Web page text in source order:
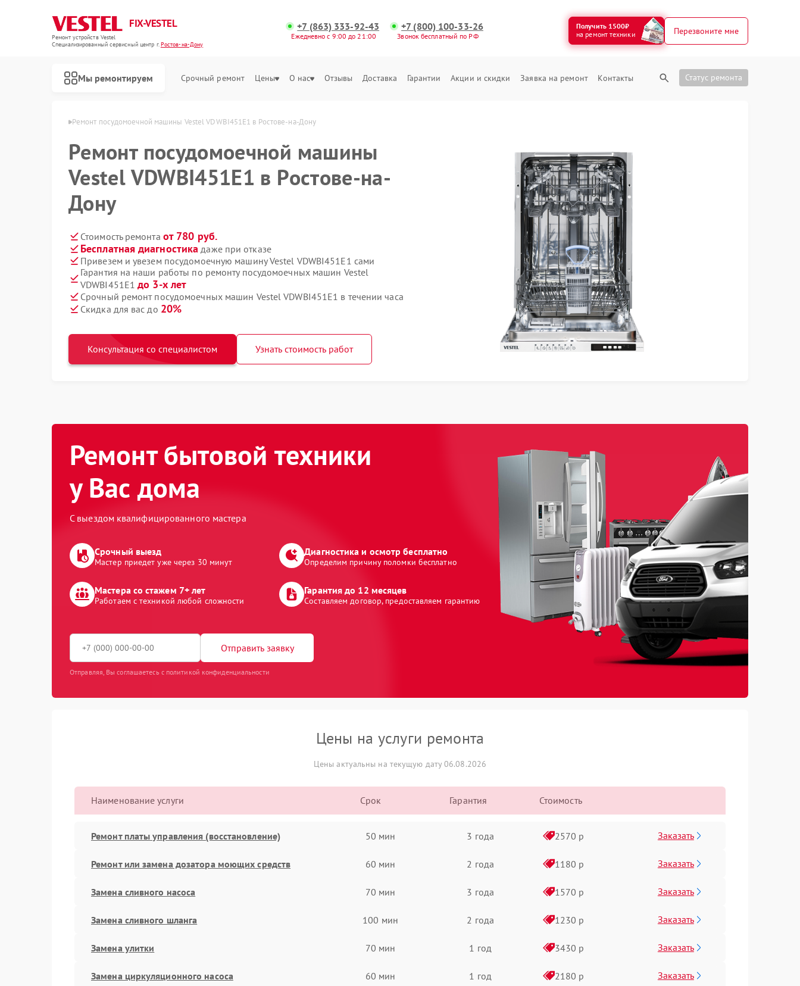
FIX-VESTEL
Ремонт устройств Vestel
Специализированный cервисный центр г.Ростов-на-Дону
+7 (863) 333-92-43
Ежедневно с 9:00 до 21:00
+7 (800) 100-33-26
Звонок бесплатный по РФ
Получить 1500₽
на ремонт техники
Перезвоните мне
Мы ремонтируем Срочный ремонт Цены О нас Отзывы Доставка Гарантии Акции и скидки Заявка на ремонт Контакты Статус ремонта
Ремонт посудомоечной машины Vestel VDWBI451E1 в Ростове-на-Дону
Ремонт посудомоечной машины
Vestel VDWBI451E1 в Ростове-на-
Дону
Стоимость ремонта от 780 руб.
Бесплатная диагностика даже при отказе
Привезем и увезем посудомоечную машину Vestel VDWBI451E1 сами
Гарантия на наши работы по ремонту посудомоечных машин Vestel
VDWBI451E1до 3-х лет
Срочный ремонт посудомоечных машин Vestel VDWBI451E1 в течении часа
Скидка для вас до 20%
Консультация со специалистом Узнать стоимость работ
Ремонт бытовой техники
у Вас дома
С выездом квалифицированного мастера
Срочный выезд
Мастер приедет уже через 30 минут
Диагностика и осмотр бесплатно
Определим причину поломки бесплатно
Мастера со стажем 7+ лет
Работаем с техникой любой сложности
Гарантия до 12 месяцев
Составляем договор, предоставляем гарантию
Отправить заявку
Отправляя, Вы соглашаетесь с политикой конфиденциальности
Цены на услуги ремонта
Цены актуальны на текущую дату 06.08.2026
Наименование услуги Срок Гарантия Стоимость
Ремонт платы управления (восстановление) 50 мин 3 года 2570 р Заказать
Ремонт или замена дозатора моющих средств 60 мин 2 года 1180 р Заказать
Замена сливного насоса 70 мин 3 года 1570 р Заказать
Замена сливного шланга 100 мин 2 года 1230 р Заказать
Замена улитки 70 мин 1 год 3430 р Заказать
Замена циркуляционного насоса 60 мин 1 год 2180 р Заказать